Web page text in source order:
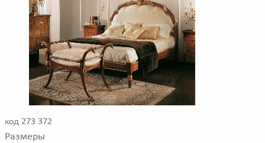
код 273 372
Размеры